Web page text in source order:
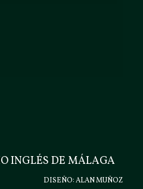
INGLÉS DE MÁLAGA
DISEÑO:ALAN MUÑOZ